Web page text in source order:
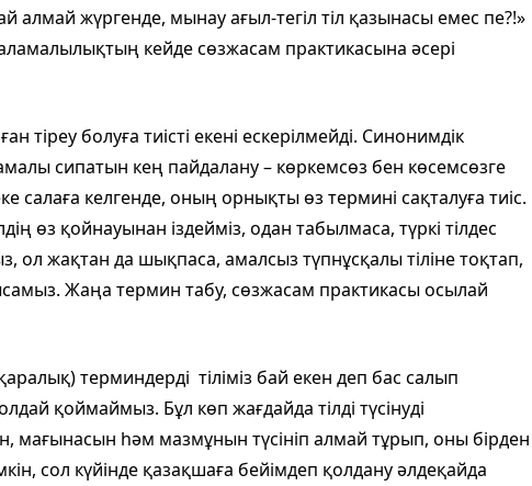
алмай жүргенде, мынау ағыл-тегіл тіл қазынасы емес пе?!»
кейде сөзжасам практикасына әсері
тіреу болуға тиісті екені ескерілмейді. Синонимдік
сипатын кең пайдалану – көркемсөз бен көсемсөзге
салаға келгенде, оның орнықты өз термині сақталуға тиіс.
өз қойнауынан іздейміз, одан табылмаса, түркі тілдес
ол жақтан да шықпаса, амалсыз түпнұсқалы тіліне тоқтап,
Жаңа термин табу, сөзжасам практикасы осылай
терминдерді тіліміз бай екен деп бас салып
қоймаймыз. Бұл көп жағдайда тілді түсінуді
мағынасын һәм мазмұнын түсініп алмай тұрып, оны бірден
сол күйінде қазақшаға бейімдеп қолдану әлдеқайда